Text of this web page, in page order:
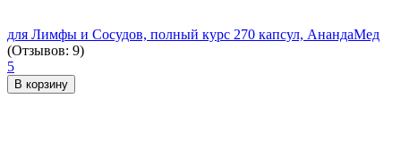
для Лимфы и Сосудов, полный курс 270 капсул, АнандаМед
(Отзывов: 9)
5
В корзину